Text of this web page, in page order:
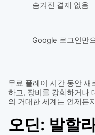
숨겨진 결제 없음
Google 로그인만
무료 플레이 시간 동안 새
하고, 장비를 강화하거나
의 거대한 세계는 언제든
오딘: 발할